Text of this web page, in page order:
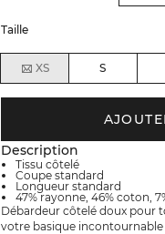
Taille
XS S
Description
Tissu côtelé
Coupe standard
Longueur standard
47% rayonne, 46% coton,
Débardeur côtelé doux pour
votre basique incontournable